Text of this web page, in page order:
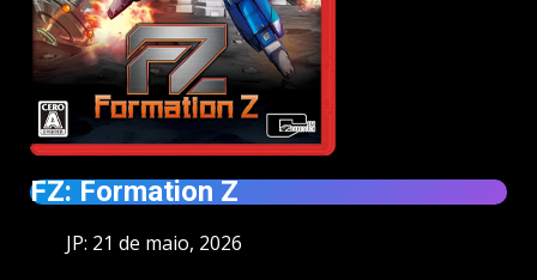
FZ: Formation Z
JP: 21 de maio, 2026